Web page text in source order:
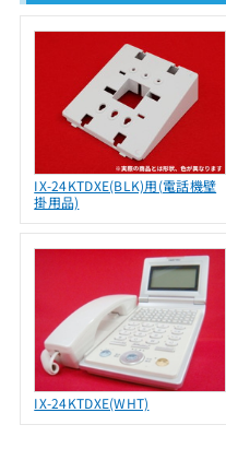
IX-24KTDXE(BLK)用(電話機壁
掛用品)
IX-24KTDXE(WHT)